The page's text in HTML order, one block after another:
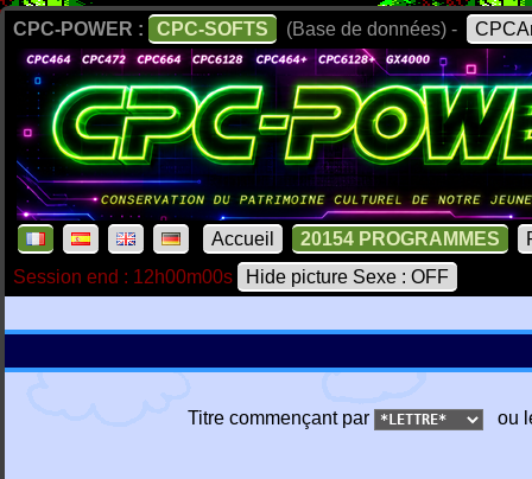
CPC-POWER : CPC-SOFTS (Base de données) -
Accueil 20154 PROGRAMMES
Session end : 12h00m00s
Hide picture Sexe : OFF
Titre commençant par ou